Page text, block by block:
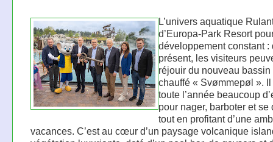
L’univers aquatique
d’Europa-Park Resort
développement constant :
présent, les visiteurs
réjouir du nouveau bassin
chauffé « Svømmepøl ». Il
toute l’année beaucoup
pour nager, barboter et se
tout en profitant d’une
vacances. C’est au cœur d’un paysage volcanique